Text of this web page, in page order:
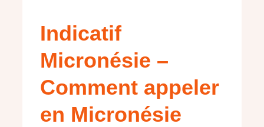
Indicatif
Micronésie –
Comment appeler
en Micronésie